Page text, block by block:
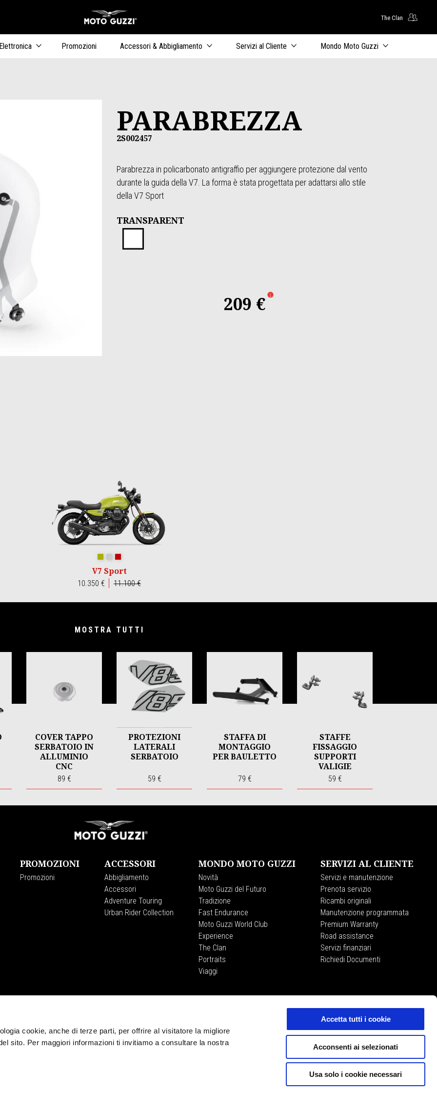
cookie, anche di terze parti, per offrire al visitatore la migliore
sito. Per maggiori informazioni ti invitiamo a consultare la nostra
Accetta tutti i cookie
Acconsenti ai selezionati
Usa solo i cookie necessari
The Clan
Elettronica Promozioni Accessori & Abbigliamento Servizi al Cliente Mondo Moto Guzzi
PARABREZZA
2S002457
Parabrezza in policarbonato antigraffio per aggiungere protezione dal vento
durante la guida della V7. La forma è stata progettata per adattarsi allo stile
della V7 Sport
TRANSPARENT
Transparent
209 €
V7 Sport
10.350 € 11.100 €
MOSTRA TUTTI
COVER TAPPO
SERBATOIO IN
ALLUMINIO
CNC
89 €
PROTEZIONI
LATERALI
SERBATOIO
59 €
STAFFA DI
MONTAGGIO
PER BAULETTO
79 €
STAFFE
FISSAGGIO
SUPPORTI
VALIGIE
59 €
PROMOZIONI
Promozioni
ACCESSORI
Abbigliamento
Accessori
Adventure Touring
Urban Rider Collection
MONDO MOTO GUZZI
Novità
Moto Guzzi del Futuro
Tradizione
Fast Endurance
Moto Guzzi World Club
Experience
The Clan
Portraits
Viaggi
SERVIZI AL CLIENTE
Servizi e manutenzione
Prenota servizio
Ricambi originali
Manutenzione programmata
Premium Warranty
Road assistance
Servizi finanziari
Richiedi Documenti
Piaggio Group
Museo Moto Guzzi
MOTO GUZZI STORE